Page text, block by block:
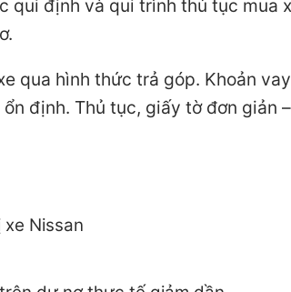
qui định và qui trình thủ tục mua
qua hình thức trả góp. Khoản
định. Thủ tục, giấy tờ đơn giản
Nissan